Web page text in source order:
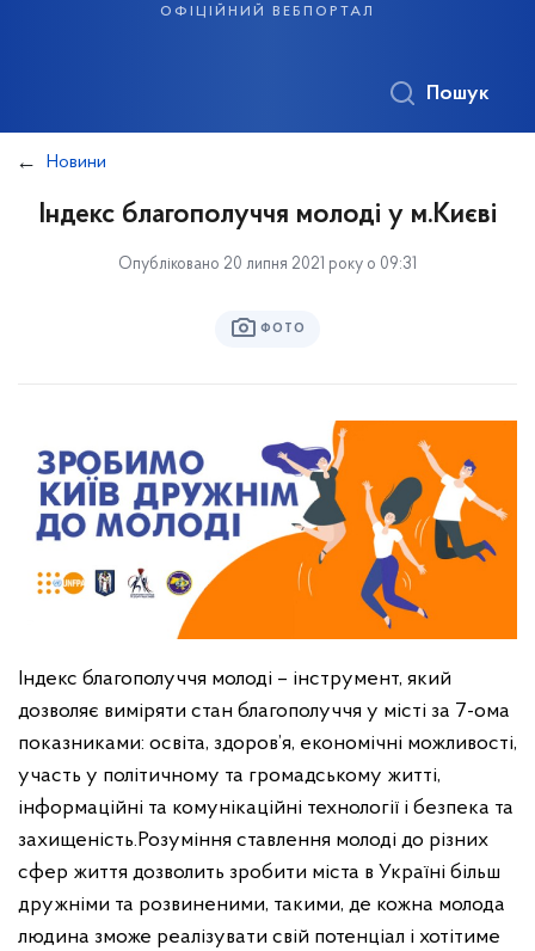
офіційний вебпортал
Пошук
Новини
Індекс благополуччя молоді у м.Києві
Опубліковано 20 липня 2021 року о 09:31
ФОТО
Індекс благополуччя молоді – інструмент, який
дозволяє виміряти стан благополуччя у місті за 7-ома
показниками: освіта, здоров’я, економічні можливості,
участь у політичному та громадському житті,
інформаційні та комунікаційні технології і безпека та
захищеність.Розуміння ставлення молоді до різних
сфер життя дозволить зробити міста в Україні більш
дружніми та розвиненими, такими, де кожна молода
людина зможе реалізувати свій потенціал і хотітиме